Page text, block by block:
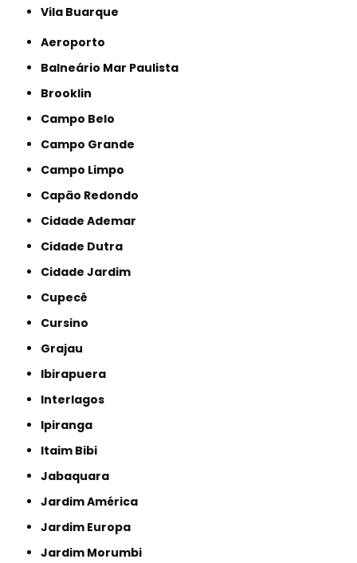
Vila Buarque
Aeroporto
Balneário Mar Paulista
Brooklin
Campo Belo
Campo Grande
Campo Limpo
Capão Redondo
Cidade Ademar
Cidade Dutra
Cidade Jardim
Cupecê
Cursino
Grajau
Ibirapuera
Interlagos
Ipiranga
Itaim Bibi
Jabaquara
Jardim América
Jardim Europa
Jardim Morumbi